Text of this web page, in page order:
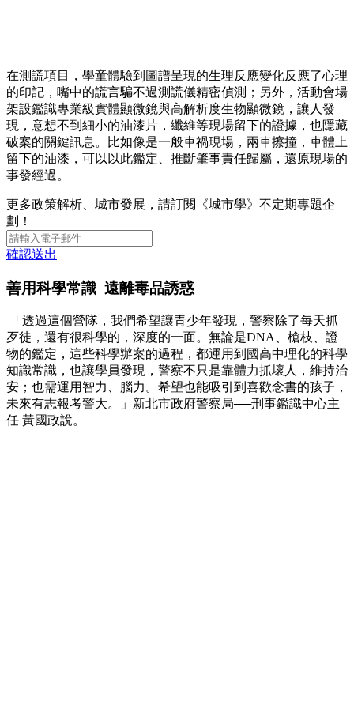
在測謊項目，學童體驗到圖譜呈現的生理反應變化反應了心理
的印記，嘴中的謊言騙不過測謊儀精密偵測；另外，活動會場
架設鑑識專業級實體顯微鏡與高解析度生物顯微鏡，讓人發
現，意想不到細小的油漆片，纖維等現場留下的證據，也隱藏
破案的關鍵訊息。比如像是一般車禍現場，兩車擦撞，車體上
留下的油漆，可以以此鑑定、推斷肇事責任歸屬，還原現場的
事發經過。
更多政策解析、城市發展，請訂閱《城市學》不定期專題企
劃！
確認送出
善用科學常識 遠離毒品誘惑
「透過這個營隊，我們希望讓青少年發現，警察除了每天抓
歹徒，還有很科學的，深度的一面。無論是DNA、槍枝、證
物的鑑定，這些科學辦案的過程，都運用到國高中理化的科學
知識常識，也讓學員發現，警察不只是靠體力抓壞人，維持治
安；也需運用智力、腦力。希望也能吸引到喜歡念書的孩子，
未來有志報考警大。」新北市政府警察局──刑事鑑識中心主
任 黃國政說。